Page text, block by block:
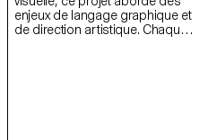
enjeux de langage graphique et
de direction artistique. Chaque